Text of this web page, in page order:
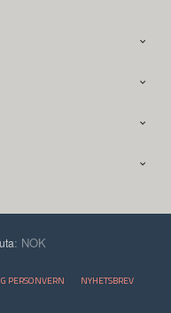
: NOK
PERSONVERN NYHETSBREV